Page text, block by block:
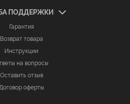
ПОДДЕРЖКИ
Гарантия
Возврат товара
Инструкции
на вопросы
Оставить отзыв
оферты